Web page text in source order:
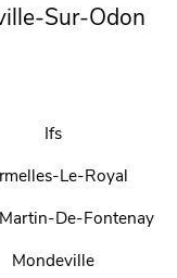
Sur-Odon
Ifs
Le-Royal
De-Fontenay
Mondeville